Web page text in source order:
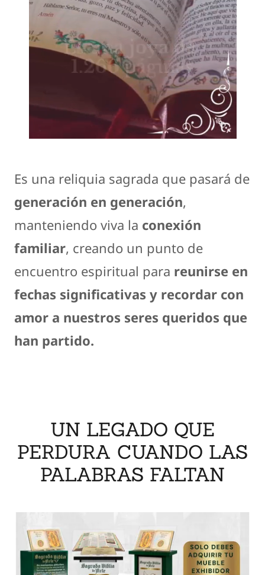
Es una reliquia sagrada que pasará de
generación en generación,
manteniendo viva la conexión
familiar, creando un punto de
encuentro espiritual para reunirse en
fechas significativas y recordar con
amor a nuestros seres queridos que
han partido.
UN LEGADO QUE
PERDURA CUANDO LAS
PALABRAS FALTAN